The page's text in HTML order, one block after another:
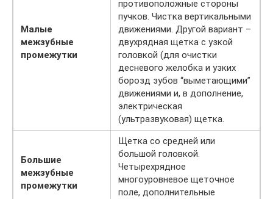
Малые
межзубные
промежутки
противоположные стороны
пучков. Чистка вертикальными
движениями. Другой вариант –
двухрядная щетка с узкой
головкой (для очистки
десневого желобка и узких
борозд зубов “выметающими”
движениями и, в дополнение,
электрическая
(ультразвуковая) щетка.
Большие
межзубные
промежутки
Щетка со средней или
большой головкой.
Четырехрядное
многоуровневое щеточное
поле, дополнительные